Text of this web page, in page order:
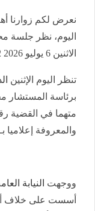
نعرض لكم زوارنا
الاثنين 6 يوليو 2026 07:32 صباحاً
تنظر اليوم الإثنين
والمعروفة إعلاميا بـ
ووجهت النيابة
أسست على خلاف